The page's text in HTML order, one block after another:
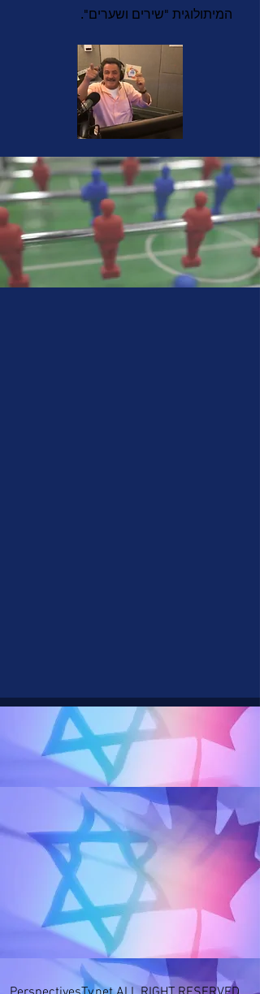
המיתולוגית "שירים ושערים".